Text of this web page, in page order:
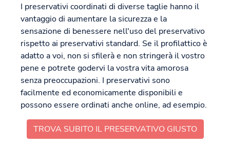
I preservativi coordinati di diverse taglie hanno il
vantaggio di aumentare la sicurezza e la
sensazione di benessere nell'uso del preservativo
rispetto ai preservativi standard. Se il profilattico è
adatto a voi, non si sfilerà e non stringerà il vostro
pene e potrete godervi la vostra vita amorosa
senza preoccupazioni. I preservativi sono
facilmente ed economicamente disponibili e
possono essere ordinati anche online, ad esempio.
TROVA SUBITO IL PRESERVATIVO GIUSTO